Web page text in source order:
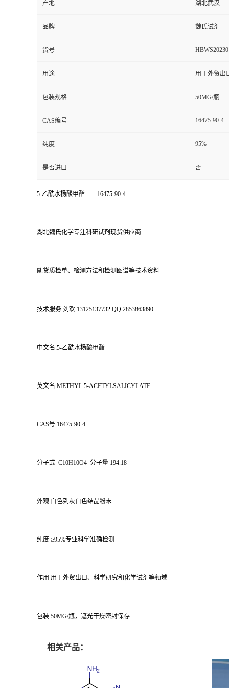
产地 湖北武汉
品牌 魏氏试剂
货号
用途 用于外贸出
包装规格 50MG/瓶
CAS编号 16475-90-4
纯度 95%
是否进口 否
5-乙酰水杨酸甲酯——16475-90-4
湖北魏氏化学专注科研试剂现货供应商
随货质检单、检测方法和检测图谱等技术资料
技术服务 刘欢 13125137732 QQ 2853863890
中文名:5-乙酰水杨酸甲酯
英文名:METHYL 5-ACETYLSALICYLATE
CAS号 16475-90-4
分子式 C10H10O4 分子量 194.18
外观 白色到灰白色结晶粉末
纯度 ≥95%专业科学准确检测
作用 用于外贸出口、科学研究和化学试剂等领域
包装 50MG/瓶，遮光干燥密封保存
相关产品：